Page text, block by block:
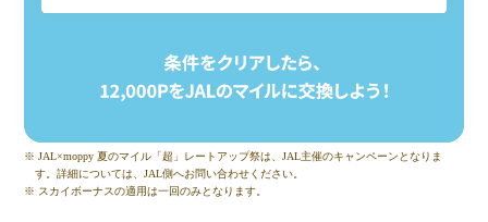
※ JAL×moppy 夏のマイル「超」レートアップ祭は、JAL主催のキャンペーンとなりま
す。詳細については、JAL側へお問い合わせください。
※ スカイボーナスの適用は一回のみとなります。